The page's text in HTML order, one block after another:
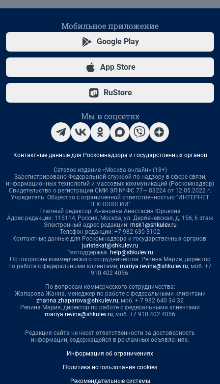
Мобильное приложение
Google Play
App Store
RuStore
Мы в соцсетях
Контактные данные для Роскомнадзора и государственных органов
Сетевое издание «Москва онлайн» (18+)
Зарегистрировано Федеральной службой по надзору в сфере связи,
информационных технологий и массовых коммуникаций (Роскомнадзор)
Свидетельство о регистрации СМИ ЭЛ № ФС 77— 83224 от 12.05.2022 г.
Учредитель: Общество с ограниченной ответственностью "ИНТЕРНЕТ
ТЕХНОЛОГИИ"
Главный редактор: Ананьина Анастасия Юрьевна
Адрес редакции: 115114, Россия, Москва, ул. Дербеневская, д. 15б, 6 этаж
Электронный адрес редакции: msk1@shkulev.ru
Телефон редакции: +7 982 630 3102
Контактные данные для Роскомнадзора и государственных органов:
juristekat@shkulev.ru
Техподдержка: help@shkulev.ru
По вопросам коммерческого сотрудничества: Ревина Мария, директор
по работе с федеральными клиентами, mariya.revina@shkulev.ru, моб. +7
910 402 4056.
По вопросам коммерческого сотрудничества:
Жапарова Жанна, менеджер по работе с федеральными клиентами
zhanna.zhaparova@shkulev.ru, моб. + 7 982 640 34 32
Ревина Мария, директор по работе с федеральными клиентами
mariya.revina@shkulev.ru, моб. +7 910 402 4056
Редакция сайта не несет ответственности за достоверность
информации, содержащейся в рекламных объявлениях.
Информация об ограничениях
Политика использования cookies
Рекомендательные системы